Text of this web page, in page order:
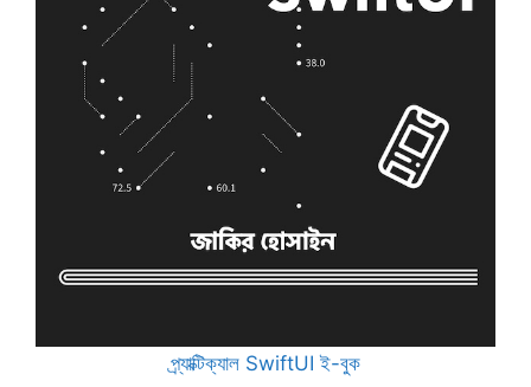
প্র্যাক্টিক্যাল SwiftUI ই-বুক